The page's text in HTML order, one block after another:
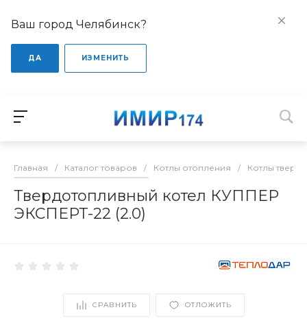
Ваш город Челябинск?
ДА ИЗМЕНИТЬ
Главная / Каталог товаров / Котлы отопления / Котлы
Твердотопливный котел КУППЕР
ЭКСПЕРТ-22 (2.0)
СРАВНИТЬ ОТЛОЖИТЬ